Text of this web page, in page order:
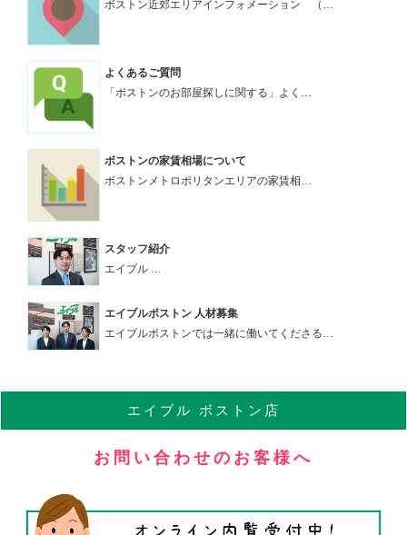
ボストン近郊エリアインフォメーション （…
よくあるご質問
「ボストンのお部屋探しに関する」よく…
ボストンの家賃相場について
ボストンメトロポリタンエリアの家賃相…
スタッフ紹介
エイブル …
エイブルボストン 人材募集
エイブルボストンでは一緒に働いてくださる…
エイブル ボストン店
お問い合わせのお客様へ